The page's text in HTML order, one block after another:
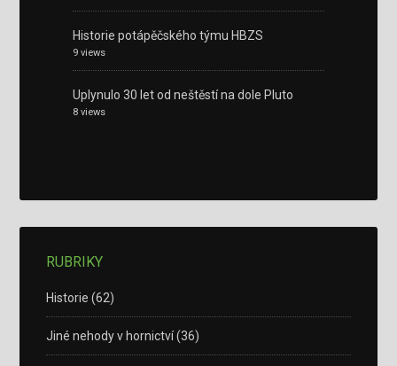
Historie potápěčského týmu HBZS
9 views
Uplynulo 30 let od neštěstí na dole Pluto
8 views
RUBRIKY
Historie (62)
Jiné nehody v hornictví(36)